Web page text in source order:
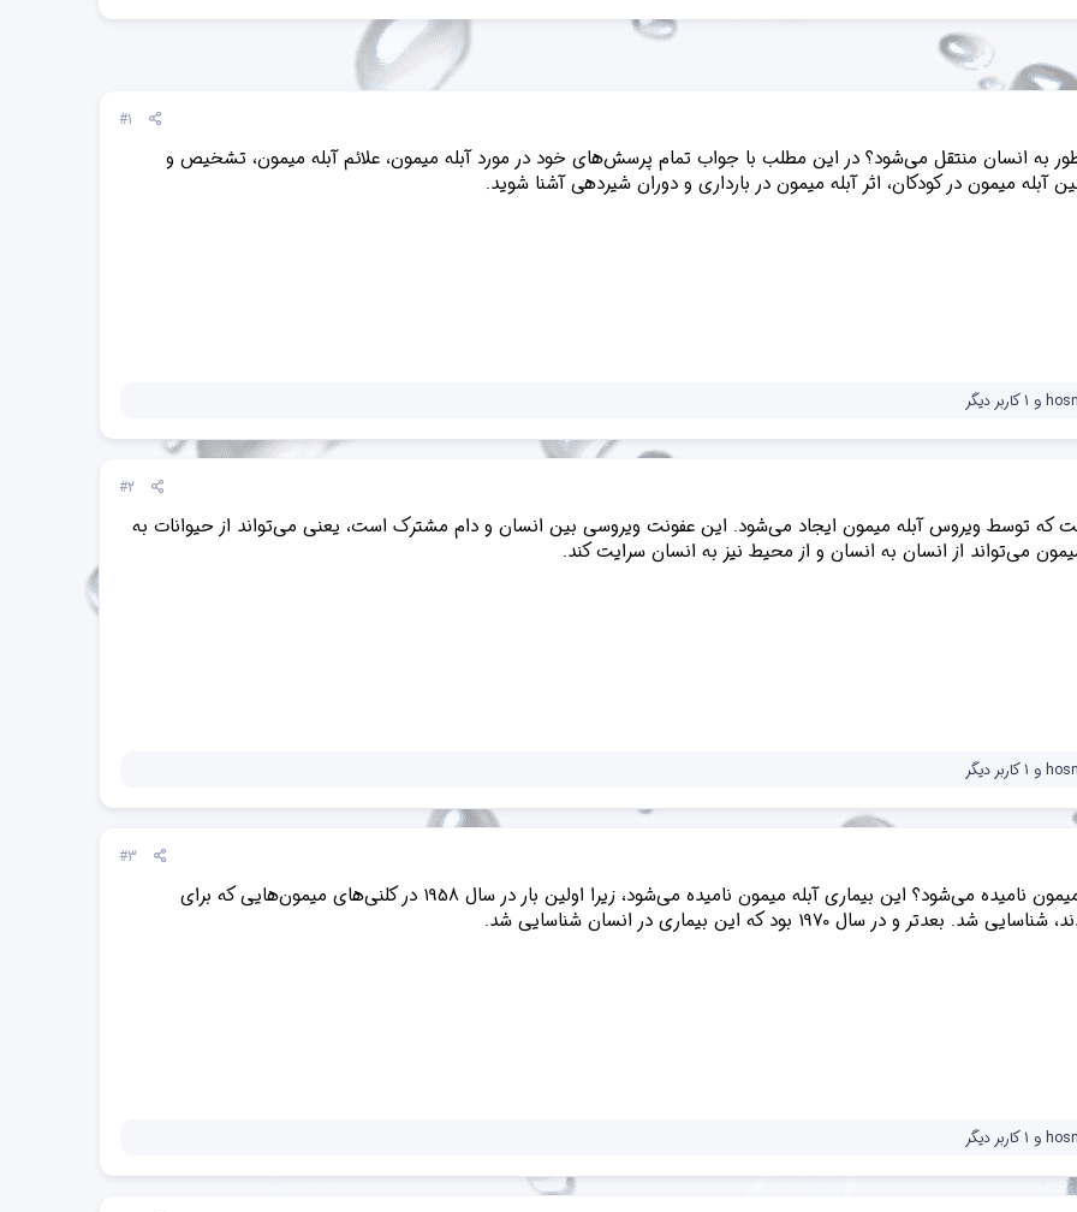
#1
به انسان منتقل می‌شود؟ در این مطلب با جواب تمام پرسش‌های خود در مورد آبله میمون، علائم آبله میمون، تشخیص و
آبله میمون در کودکان، اثر آبله میمون در بارداری و دوران شیردهی آشنا شوید.
و 1 کاربر دیگر
#2
که توسط ویروس آبله میمون ایجاد می‌شود. این عفونت ویروسی بین انسان و دام مشترک است، یعنی می‌تواند از حیوانات به
می‌تواند از انسان به انسان و از محیط نیز به انسان سرایت کند.
و 1 کاربر دیگر
#3
اما چرا این بیماری آبله میمون نامیده می‌شود؟ این بیماری آبله میمون نامیده می‌شود، زیرا اولین بار در سال 1958 در کلنی‌های میمون‌هایی که برای
و در سال 1970 بود که این بیماری در انسان شناسایی شد.
و 1 کاربر دیگر